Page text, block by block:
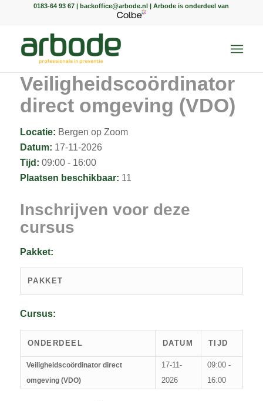
0183-64 93 67 | backoffice@arbode.nl | Arbode is onderdeel van
Veiligheidscoördinator
direct omgeving (VDO)
Locatie: Bergen op Zoom
Datum: 17-11-2026
Tijd: 09:00 - 16:00
Plaatsen beschikbaar: 11
Inschrijven voor deze
cursus
Pakket:
PAKKET
Cursus:
ONDERDEEL DATUM TIJD
Veiligheidscoördinator direct
omgeving (VDO)
17-11-
2026
09:00 -
16:00